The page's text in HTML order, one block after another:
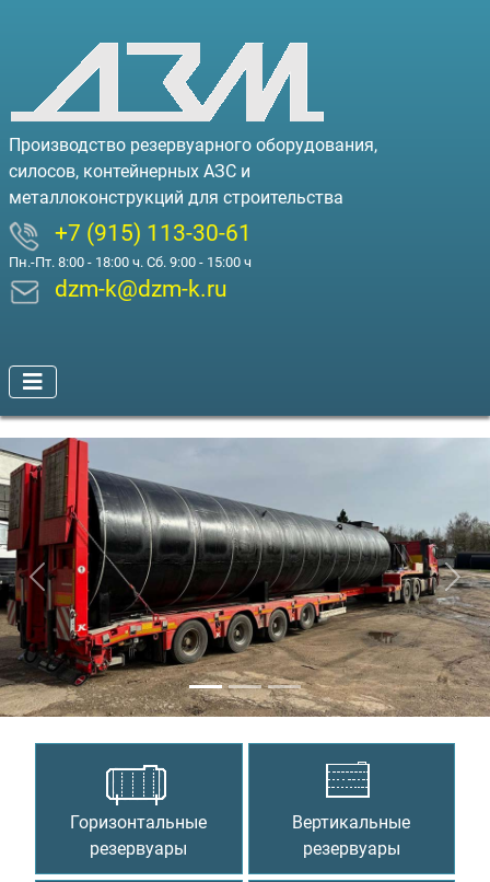
Производство резервуарного оборудования,
силосов, контейнерных АЗС и
металлоконструкций для строительства
+7 (915) 113-30-61
Пн.-Пт. 8:00 - 18:00 ч. Сб. 9:00 - 15:00 ч
dzm-k@dzm-k.ru
Предыдущий
Горизонтальные
резервуары
Вертикальные
резервуары